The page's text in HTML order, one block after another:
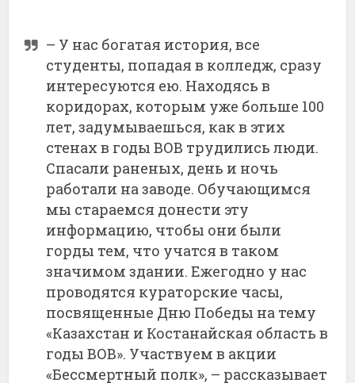
– У нас богатая история, все
студенты, попадая в колледж, сразу
интересуются ею. Находясь в
коридорах, которым уже больше 100
лет, задумываешься, как в этих
стенах в годы ВОВ трудились люди.
Спасали раненых, день и ночь
работали на заводе. Обучающимся
мы стараемся донести эту
информацию, чтобы они были
горды тем, что учатся в таком
значимом здании. Ежегодно у нас
проводятся кураторские часы,
посвященные Дню Победы на тему
«Казахстан и Костанайская область в
годы ВОВ». Участвуем в акции
«Бессмертный полк», – рассказывает